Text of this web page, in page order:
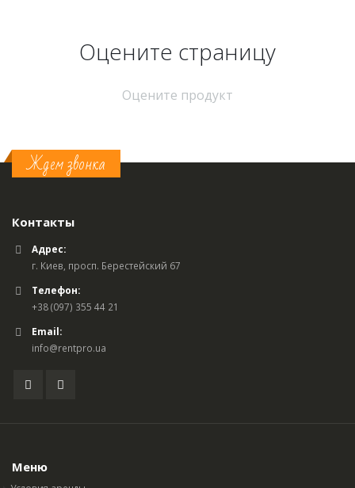
Оцените страницу
Оцените продукт
Ждем звонка
Контакты
Адрес:
г. Киев, просп. Берестейский 67
Телефон:
+38 (097) 355 44 21
Email:
info@rentpro.ua
Меню